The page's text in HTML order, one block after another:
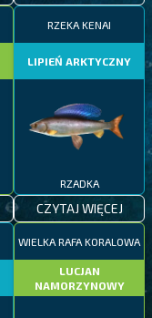
RZEKA KENAI
LIPIEŃ ARKTYCZNY
RZADKA
CZYTAJ WIĘCEJ
WIELKA RAFA KORALOWA
LUCJAN
NAMORZYNOWY